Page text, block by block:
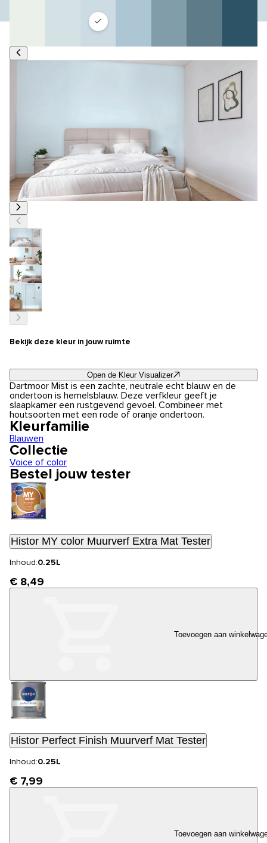
Bekijk deze kleur in jouw ruimte
Open de Kleur Visualizer
Dartmoor Mist is een zachte, neutrale echt blauw en de
ondertoon is hemelsblauw. Deze verfkleur geeft je
slaapkamer een rustgevend gevoel. Combineer met
houtsoorten met een rode of oranje ondertoon.
Kleurfamilie
Blauwen
Collectie
Voice of color
Bestel jouw tester
Histor MY color Muurverf Extra Mat Tester
Inhoud:0.25L
€ 8,49
Toevoegen aan
Histor Perfect Finish Muurverf Mat Tester
Inhoud:0.25L
€ 7,99
Toevoegen aan